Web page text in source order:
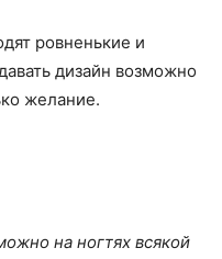
ровненькие и
дизайн возможно
желание.
на ногтях всякой